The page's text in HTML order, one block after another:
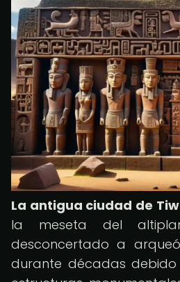
La antigua ciudad de
la meseta del
desconcertado a
durante décadas